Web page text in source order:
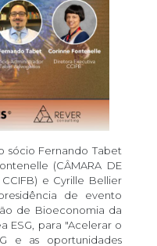
sócio Fernando Tabet
(CÂMARA DE
CCIFB) e Cyrille Bellier
de evento
de Bioeconomia da
ESG, para "Acelerar o
e as oportunidades